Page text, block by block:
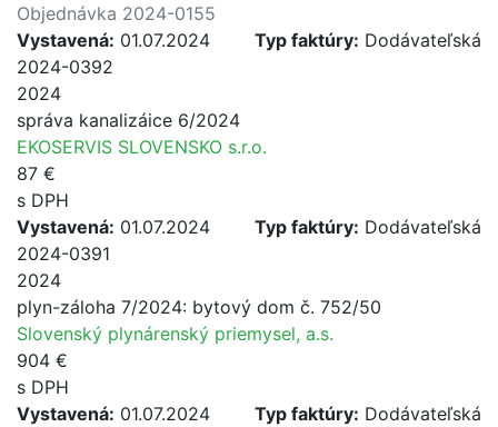
Objednávka 2024-0155
Vystavená: 01.07.2024 Typ faktúry: Dodávateľská
2024-0392
2024
správa kanalizáice 6/2024
EKOSERVIS SLOVENSKO s.r.o.
87 €
s DPH
Vystavená: 01.07.2024 Typ faktúry: Dodávateľská
2024-0391
2024
plyn-záloha 7/2024: bytový dom č. 752/50
Slovenský plynárenský priemysel, a.s.
904 €
s DPH
Vystavená: 01.07.2024 Typ faktúry: Dodávateľská